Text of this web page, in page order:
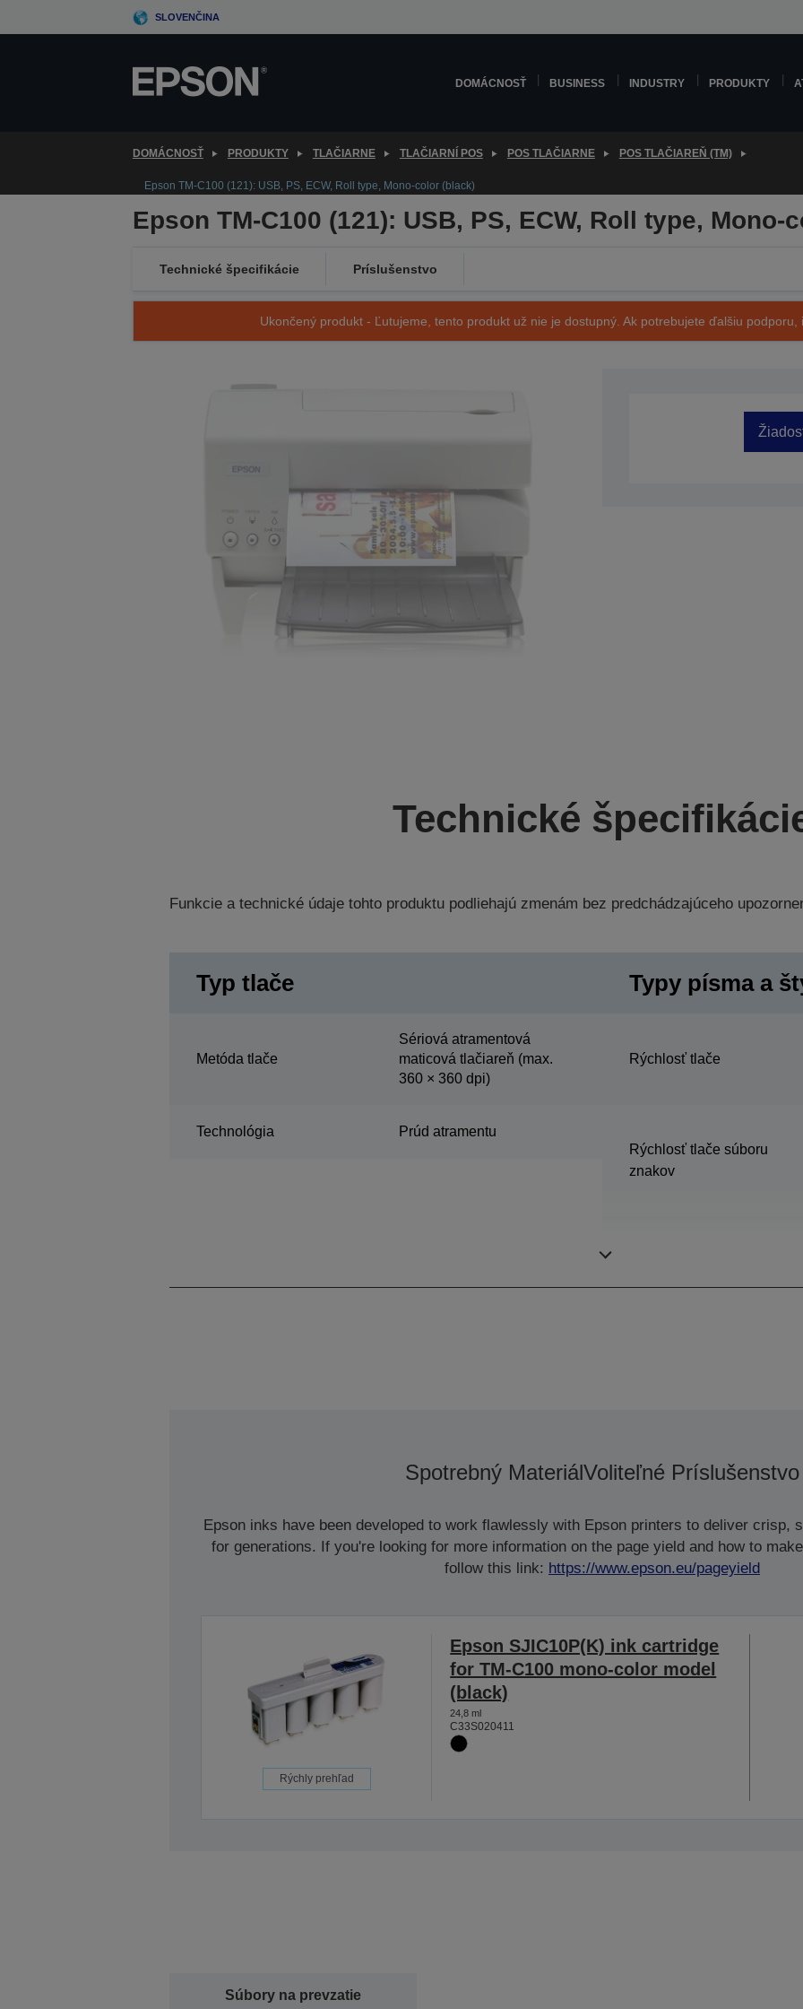
to
SLOVENČINA
DOMÁCNOSŤ BUSINESS INDUSTRY PRODUKTY
DOMÁCNOSŤ PRODUKTY TLAČIARNE TLAČIARNÍ POS POS TLAČIARNE POS TLAČIAREŇ (TM)
Epson TM-C100 (121): USB, PS, ECW, Roll type, Mono-color (black)
Epson TM-C100 (121): USB, PS, ECW, Roll type, Mono-
Technické špecifikácie Príslušenstvo
Ukončený produkt - Ľutujeme, tento produkt už nie je dostupný. Ak potrebujete ďalšiu podporu,
Technické
Funkcie a technické údaje tohto produktu podliehajú zmenám bez predchádzajúceho
Typ tlače
Metóda tlače
Sériová atramentová
maticová tlačiareň (max.
360 × 360 dpi)
Technológia Prúd atramentu
Typy písma a
Rýchlosť tlače
Rýchlosť tlače súboru
znakov
Spotrebný MateriálVoliteľné Príslušenstvo
Epson inks have been developed to work flawlessly with Epson printers to deliver crisp,
for generations. If you're looking for more information on the page yield and how to
follow this link: https://www.epson.eu/pageyield
Rýchly prehľad
Epson SJIC10P(K) ink cartridge
for TM-C100 mono-color model
(black)
24,8 ml
C33S020411
Súbory na prevzatie